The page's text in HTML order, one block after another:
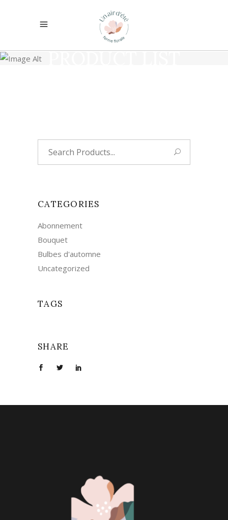
PRODUCT LIST
CATEGORIES
Abonnement
Bouquet
Bulbes d'automne
Uncategorized
TAGS
SHARE